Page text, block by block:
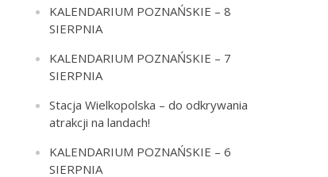
KALENDARIUM POZNAŃSKIE – 8
SIERPNIA
KALENDARIUM POZNAŃSKIE – 7
SIERPNIA
Stacja Wielkopolska – do odkrywania
atrakcji na landach!
KALENDARIUM POZNAŃSKIE – 6
SIERPNIA